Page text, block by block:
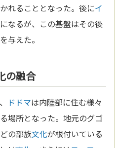
れることとなった。後にイ
なるが、この基盤はその後
与えた。
の融合
ドドマは内陸部に住む様々
場所となった。地元のグゴ
の部族文化が根付いている